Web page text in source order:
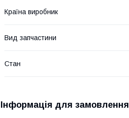
Країна виробник
Вид запчастини
Стан
Інформація для замовлення